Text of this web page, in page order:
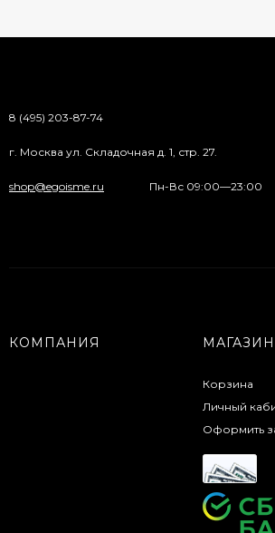
8 (495) 203-87-74
г. Москва ул. Складочная д. 1, стр. 27.
shop@egoisme.ru Пн-Вс 09:00—23:00
КОМПАНИЯ МАГАЗИН
Корзина
Личный
Оформить